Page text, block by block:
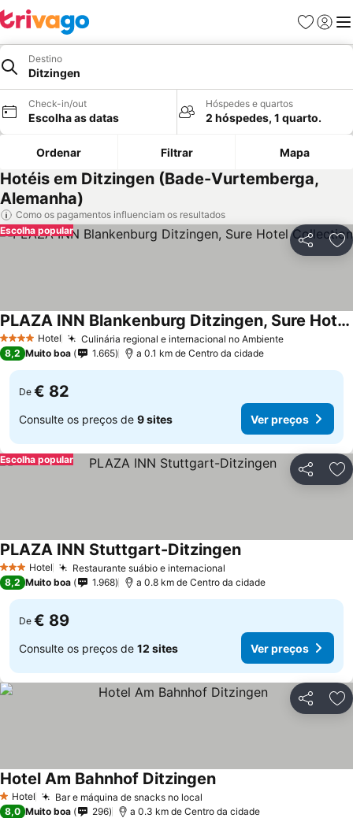
Favoritos
Iniciar
Destino
Ditzingen
Check-in/out
Escolha as datas
Hóspedes e quartos
2 hóspedes, 1 quarto.
Ordenar Filtrar Mapa
Hotéis em Ditzingen (Bade-Vurtemberga,
Alemanha)
Como os pagamentos influenciam os resultados
Partilhar
Escolha popular
4 EstrelasHotel Culinária regional e internacional no AmbienteVer preços
PLAZA INN Blankenburg Ditzingen, Sure Hotel Collection
Ver preços
8,2 Muito boa 1.665 a 0.1 km de Centro da cidade
De € 82
Consulte os preços de 9 sites Ver preços
Partilhar
Escolha popular
3 EstrelasHotel Restaurante suábio e internacional
PLAZA INN Stuttgart-DitzingenVer preços
8,2 Muito boa 1.968 a 0.8 km de Centro da cidade
De € 89
Consulte os preços de 12 sites Ver preços
Partilhar
1 Estrelas
Hotel Bar e máquina de snacks no local
Hotel Am Bahnhof DitzingenVer preços
8,0 Muito boa 296 a 0.3 km de Centro da cidade